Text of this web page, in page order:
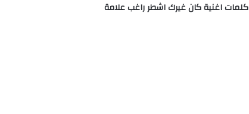
كلمات اغنية كان غيرك اشطر راغب علامة